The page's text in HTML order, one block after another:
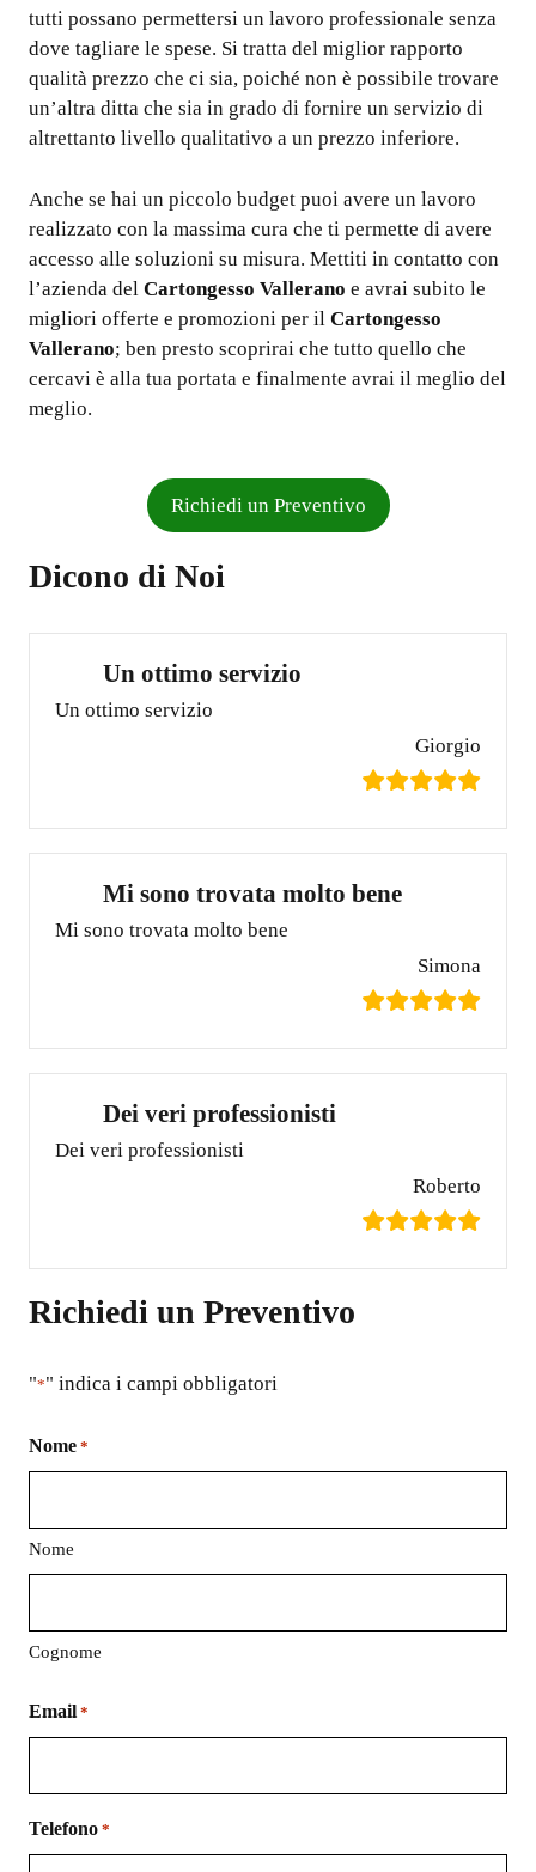
tutti possano permettersi un lavoro professionale senza
dove tagliare le spese. Si tratta del miglior rapporto
qualità prezzo che ci sia, poiché non è possibile trovare
un’altra ditta che sia in grado di fornire un servizio di
altrettanto livello qualitativo a un prezzo inferiore.
Anche se hai un piccolo budget puoi avere un lavoro
realizzato con la massima cura che ti permette di avere
accesso alle soluzioni su misura. Mettiti in contatto con
l’azienda del Cartongesso Vallerano e avrai subito le
migliori offerte e promozioni per il Cartongesso
Vallerano; ben presto scoprirai che tutto quello che
cercavi è alla tua portata e finalmente avrai il meglio del
meglio.
Richiedi un Preventivo
Dicono di Noi
Un ottimo servizio
Un ottimo servizio
Giorgio
Mi sono trovata molto bene
Mi sono trovata molto bene
Simona
Dei veri professionisti
Dei veri professionisti
Roberto
Richiedi un Preventivo
"*" indica i campi obbligatori
Nome *
Nome
Cognome
Email *
Telefono *